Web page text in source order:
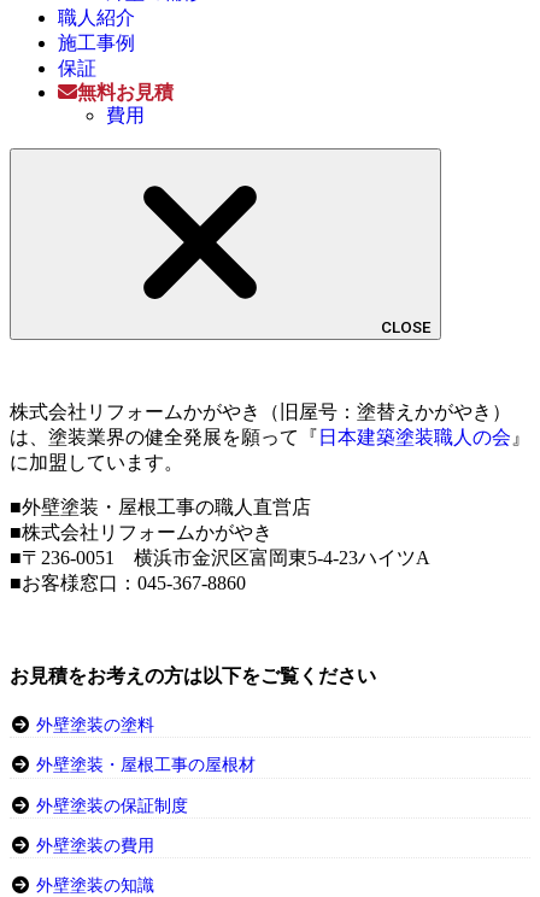
職人紹介
施工事例
保証
無料お見積
費用
CLOSE
株式会社リフォームかがやき（旧屋号：塗替えかがやき）
は、塗装業界の健全発展を願って『 日本建築塗装職人の会 』
に加盟しています。
■外壁塗装・屋根工事の職人直営店
■株式会社リフォームかがやき
■〒236-0051 横浜市金沢区富岡東5-4-23ハイツA
■お客様窓口： 045-367-8860
お見積をお考えの方は以下をご覧ください
外壁塗装の塗料
外壁塗装・屋根工事の屋根材
外壁塗装の保証制度
外壁塗装の費用
外壁塗装の知識